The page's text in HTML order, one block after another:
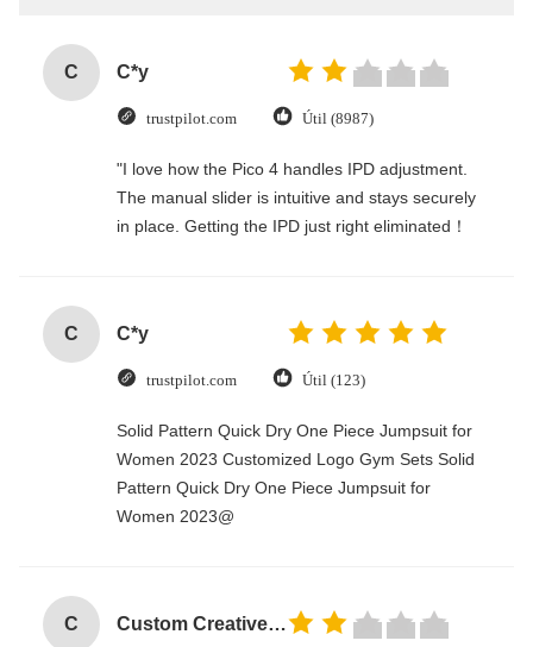
C C*y
trustpilot.com Útil (8987)
"I love how the Pico 4 handles IPD adjustment.
The manual slider is intuitive and stays securely
in place. Getting the IPD just right eliminated！
C C*y
trustpilot.com Útil (123)
Solid Pattern Quick Dry One Piece Jumpsuit for
Women 2023 Customized Logo Gym Sets Solid
Pattern Quick Dry One Piece Jumpsuit for
Women 2023@
C Custom Creative Goodie Christmas Kraft Paper Gift Bag with Your Own Logo for Xmas Decorative Party